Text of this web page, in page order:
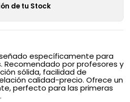
de tu Stock
específicamente para
Recomendado por profesores y
sólida, facilidad de
calidad-precio. Ofrece un
perfecto para las primeras